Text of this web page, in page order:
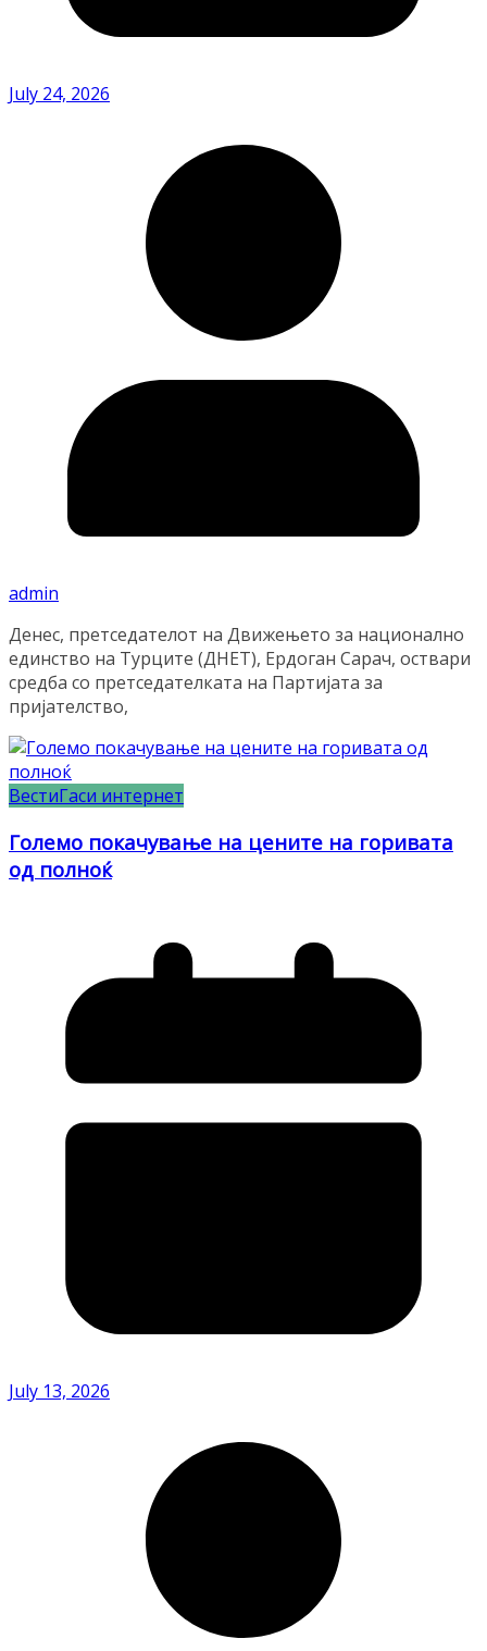
July 24, 2026
admin
Денес, претседателот на Движењето за национално
единство на Турците (ДНЕТ), Ердоган Сарач, оствари
средба со претседателката на Партијата за
пријателство,
ВестиГаси интернет
Големо покачување на цените на горивата
од полноќ
July 13, 2026